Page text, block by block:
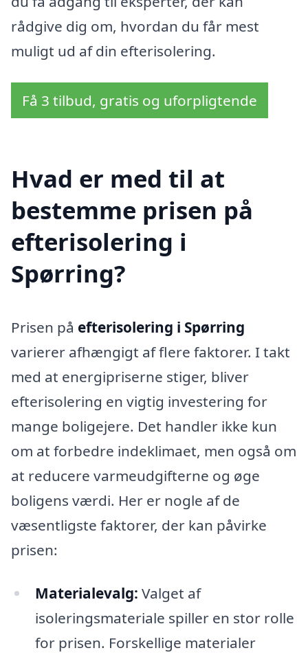
rådgive dig om, hvordan du får mest
muligt ud af din efterisolering.
Få 3 tilbud, gratis og uforpligtende
Hvad er med til at
bestemme prisen på
efterisolering i
Spørring?
Prisen på efterisolering i Spørring
varierer afhængigt af flere faktorer. I takt
med at energipriserne stiger, bliver
efterisolering en vigtig investering for
mange boligejere. Det handler ikke kun
om at forbedre indeklimaet, men også om
at reducere varmeudgifterne og øge
boligens værdi. Her er nogle af de
væsentligste faktorer, der kan påvirke
prisen:
Materialevalg: Valget af
isoleringsmateriale spiller en stor rolle
for prisen. Forskellige materialer